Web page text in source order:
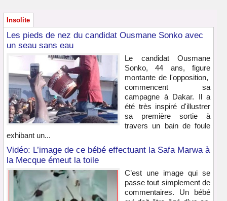
Insolite
Les pieds de nez du candidat Ousmane Sonko avec
un seau sans eau
Le candidat Ousmane
Sonko, 44 ans, figure
montante de l'opposition,
commencent sa
campagne à Dakar. Il a
été très inspiré d'illustrer
sa première sortie à
travers un bain de foule
exhibant un...
Vidéo: L’image de ce bébé effectuant la Safa Marwa à
la Mecque émeut la toile
C’est une image qui se
passe tout simplement de
commentaires. Un bébé